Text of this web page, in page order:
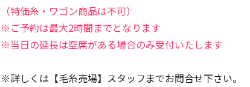
（特価糸・ワゴン商品は不可）
※ご予約は最大2時間までとなります
※当日の延長は空席がある場合のみ受付いたします
※詳しくは【毛糸売場】スタッフまでお問合せ下さい。